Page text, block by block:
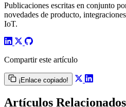
Publicaciones escritas en conjunto
novedades de producto,
IoT.
Compartir este artículo
¡Enlace copiado!
Artículos Relacionados